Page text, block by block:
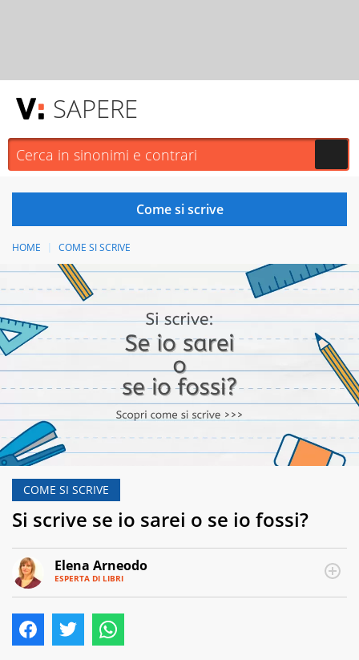
SAPERE
HOME COME SI SCRIVE
COME SI SCRIVE
Si scrive se io sarei o se io fossi?
Elena Arneodo
ESPERTA DI LIBRI
MAIL
autrice,
editor